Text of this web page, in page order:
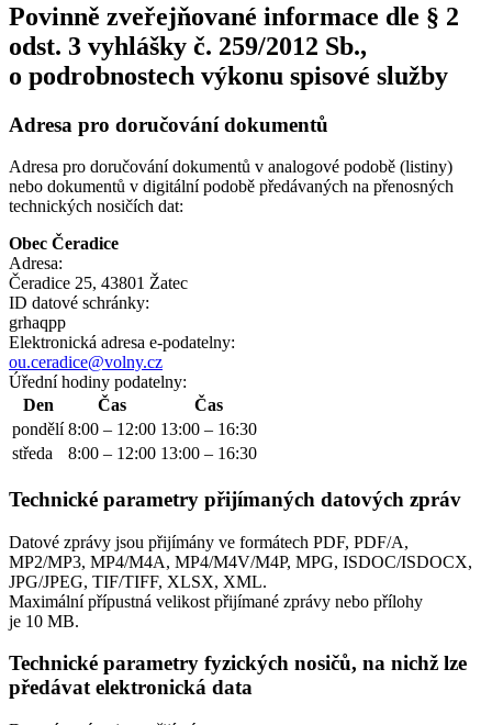
Povinně zveřejňované informace dle § 2
odst. 3 vyhlášky č. 259/2012 Sb.,
o podrobnostech výkonu spisové služby
Adresa pro doručování dokumentů
Adresa pro doručování dokumentů v analogové podobě (listiny)
nebo dokumentů v digitální podobě předávaných na přenosných
technických nosičích dat:
Obec Čeradice
Adresa:
Čeradice 25, 43801 Žatec
ID datové schránky:
grhaqpp
Elektronická adresa e‑podatelny:
ou.ceradice@volny.cz
Úřední hodiny podatelny:
Den
Čas
Čas
pondělí 8:00 – 12:00 13:00 – 16:30
středa
8:00 – 12:00 13:00 – 16:30
Technické parametry přijímaných datových zpráv
Datové zprávy jsou přijímány ve formátech PDF, PDF/A,
MP2/MP3, MP4/M4A, MP4/M4V/M4P, MPG, ISDOC/ISDOCX,
JPG/JPEG, TIF/TIFF, XLSX, XML.
Maximální přípustná velikost přijímané zprávy nebo přílohy
je 10 MB.
Technické parametry fyzických nosičů, na nichž lze
předávat elektronická data